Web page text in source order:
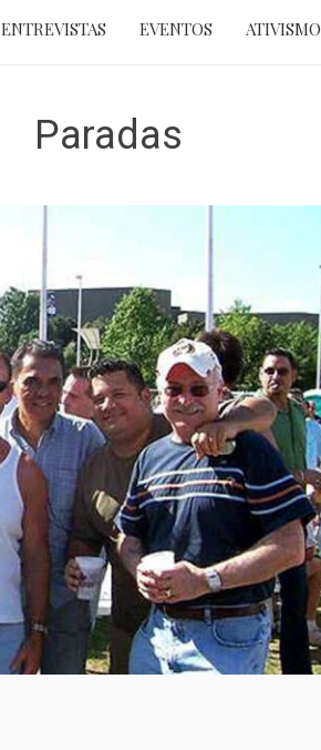
ENTREVISTAS EVENTOS ATIVISMO
Paradas